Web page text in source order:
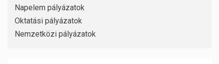
Napelem pályázatok
Oktatási pályázatok
Nemzetközi pályázatok